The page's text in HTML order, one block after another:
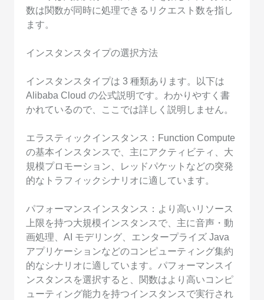
数は関数が同時に処理できるリクエスト数を指し
ます。
インスタンスタイプの選択方法
インスタンスタイプは 3 種類あります。以下は
Alibaba Cloud の公式説明です。わかりやすく書
かれているので、ここでは詳しく説明しません。
エラスティックインスタンス：Function Compute
の基本インスタンスで、主にアクティビティ、大
規模プロモーション、レッドパケットなどの突発
的なトラフィックシナリオに適しています。
パフォーマンスインスタンス：より高いリソース
上限を持つ大規模インスタンスで、主に音声・動
画処理、AI モデリング、エンタープライズ Java
アプリケーションなどのコンピューティング集約
的なシナリオに適しています。パフォーマンスイ
ンスタンスを選択すると、関数はより高いコンピ
ューティング能力を持つインスタンスで実行され